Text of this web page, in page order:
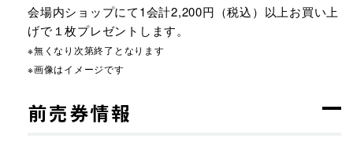
会場内ショップにて1会計2,200円（税込）以上お買い上
げで１枚プレゼントします。
※無くなり次第終了となります
※画像はイメージです
前売券情報